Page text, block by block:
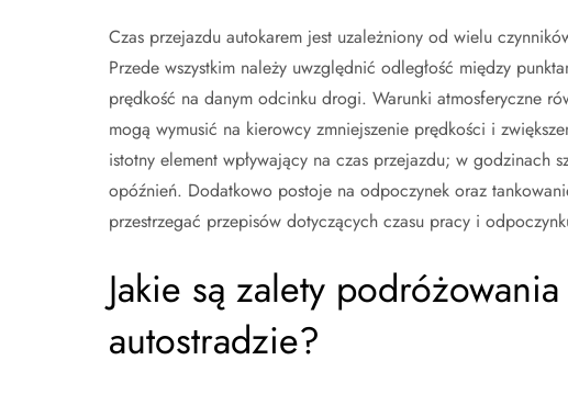
Czas przejazdu autokarem jest uzależniony od wielu
Przede wszystkim należy uwzględnić odległość między
prędkość na danym odcinku drogi. Warunki atmosferyczne
mogą wymusić na kierowcy zmniejszenie prędkości i
istotny element wpływający na czas przejazdu; w
opóźnień. Dodatkowo postoje na odpoczynek oraz
przestrzegać przepisów dotyczących czasu pracy i
Jakie są zalety
autostradzie?